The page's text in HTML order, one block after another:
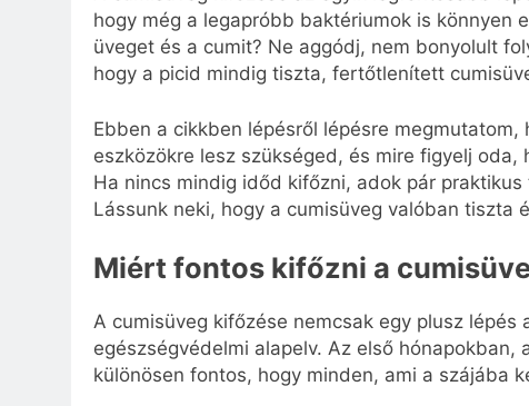
hogy még a legapróbb baktériumok is könnyen
üveget és a cumit? Ne aggódj, nem bonyolult
hogy a picid mindig tiszta, fertőtlenített
Ebben a cikkben lépésről lépésre
eszközökre lesz szükséged, és mire figyelj
Ha nincs mindig időd kifőzni, adok pár
Lássunk neki, hogy a cumisüveg valóban tiszta
Miért fontos kifőzni a
A cumisüveg kifőzése nemcsak egy plusz
egészségvédelmi alapelv. Az első
különösen fontos, hogy minden, ami a szájába